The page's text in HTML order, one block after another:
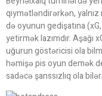
qiymətləndirərkən,
də oyunun gedişatına
yetirmək lazımdır. Aşağı
uğurun göstəricisi ola
həmişə pis oyun demək
sadəcə şanssızlıq ola bilər.